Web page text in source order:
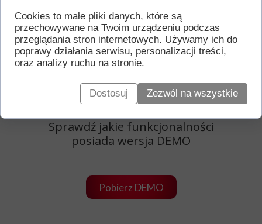
Pobierz DEMO
Przetestuj bezpłatnie
program Eko-Soft
Wypełnij formularz. Na podany
adres e-mail zostanie wysłany link
z instalatorem wersji DEMO.
Sprawdź jakie funkcjonalności
posiada wersja DEMO
Cookies to małe pliki danych, które są
przechowywane na Twoim urządzeniu podczas
przeglądania stron internetowych. Używamy ich do
poprawy działania serwisu, personalizacji treści,
oraz analizy ruchu na stronie.
Dostosuj Zezwól na wszystkie